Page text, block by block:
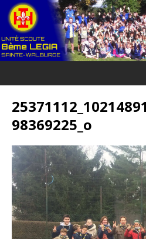
98369225_o